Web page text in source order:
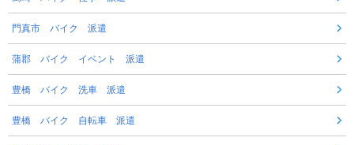
門真市 バイク 派遣
蒲郡 バイク イベント 派遣
豊橋 バイク 洗車 派遣
豊橋 バイク 自転車 派遣